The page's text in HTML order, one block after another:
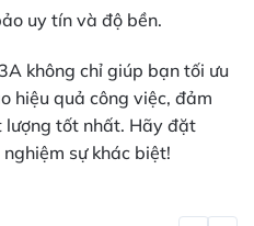
uy tín và độ bền.
không chỉ giúp bạn tối ưu
hiệu quả công việc, đảm
lượng tốt nhất. Hãy đặt
sự khác biệt!